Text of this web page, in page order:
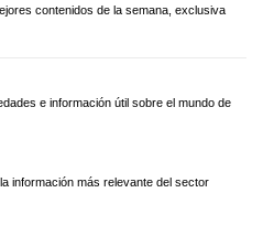
contenidos de la semana, exclusiva
e información útil sobre el mundo de
información más relevante del sector